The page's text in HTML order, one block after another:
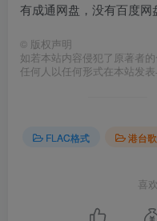
有成通网盘，没有百度网
© 版权声明
如若本站内容侵犯了原著者
任何人以任何形式在本站发
FLAC格式 港台
喜